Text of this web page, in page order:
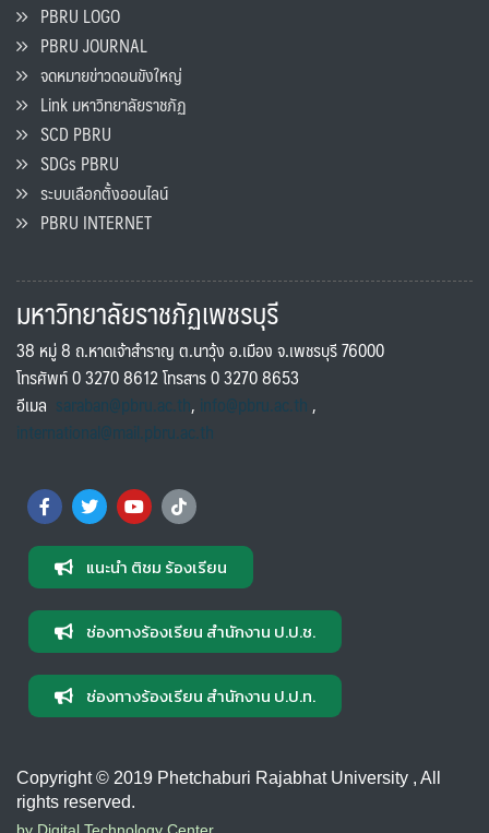
PBRU LOGO
PBRU JOURNAL
จดหมายข่าวดอนขังใหญ่
Link มหาวิทยาลัยราชภัฏ
SCD PBRU
SDGs PBRU
ระบบเลือกตั้งออนไลน์
PBRU INTERNET
มหาวิทยาลัยราชภัฏเพชรบุรี
38 หมู่ 8 ถ.หาดเจ้าสำราญ ต.นาวุ้ง อ.เมือง จ.เพชรบุรี 76000
โทรศัพท์ 0 3270 8612 โทรสาร 0 3270 8653
อีเมล saraban@pbru.ac.th, info@pbru.ac.th,
international@mail.pbru.ac.th
แนะนำ ติชม ร้องเรียน
ช่องทางร้องเรียน สำนักงาน ป.ป.ช.
ช่องทางร้องเรียน สำนักงาน ป.ป.ท.
Copyright © 2019 Phetchaburi Rajabhat University , All
rights reserved.